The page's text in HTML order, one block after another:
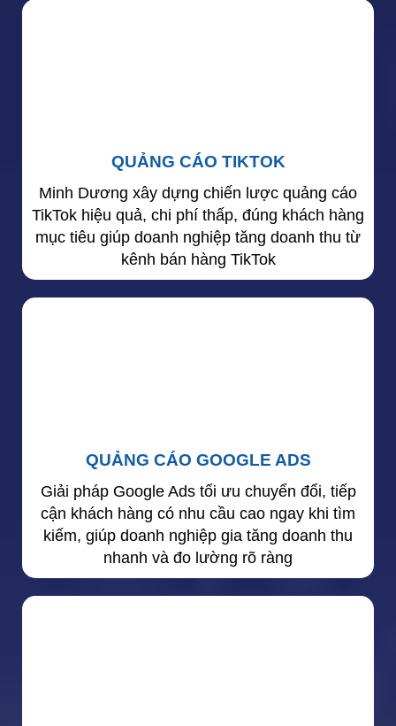
QUẢNG CÁO TIKTOK
Minh Dương xây dựng chiến lược quảng cáo
TikTok hiệu quả, chi phí thấp, đúng khách hàng
mục tiêu giúp doanh nghiệp tăng doanh thu từ
kênh bán hàng TikTok
QUẢNG CÁO GOOGLE ADS
Giải pháp Google Ads tối ưu chuyển đổi, tiếp
cận khách hàng có nhu cầu cao ngay khi tìm
kiếm, giúp doanh nghiệp gia tăng doanh thu
nhanh và đo lường rõ ràng